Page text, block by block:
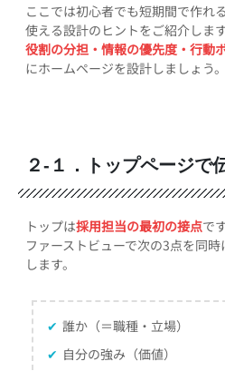
ここでは初心者でも短期間で作れ
使える設計のヒントをご紹介します
役割の分担・情報の優先度・行動ボ
にホームページを設計しましょう。
２-１．トップページで
トップは採用担当の最初の接点で
ファーストビューで次の3点を同
します。
✔ 誰か（＝職種・立場）
✔ 自分の強み（価値）